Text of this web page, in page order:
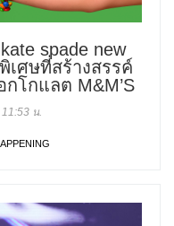
spade new
ศษที่สร้างสรรค์
โกแลต M&M’S
น.